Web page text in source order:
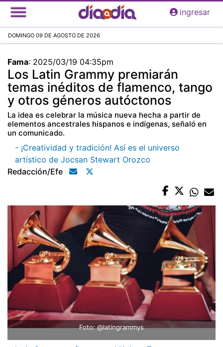
Pasar
al
principal
ingresar
DOMINGO 09 DE AGOSTO DE 2026
Fama: 2025/03/19 04:35pm
Los Latin Grammy premiarán
temas inéditos de flamenco, tango
y otros géneros autóctonos
La idea es celebrar la música nueva hecha a partir de
elementos ancestrales hispanos e indígenas, señaló en
un comunicado.
- ¡Creatividad y tradición! Así es el universo
artístico de Jocsan Stewart Orozco
Redacción/efe
Foto: @latingrammys